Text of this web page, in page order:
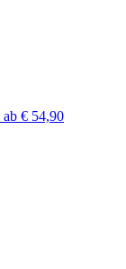
ab € 54,90